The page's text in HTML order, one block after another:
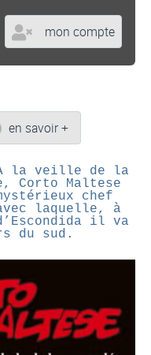
mon compte
en savoir +
À la veille de la
Corto Maltese
chef
laquelle, à
il va
du sud.